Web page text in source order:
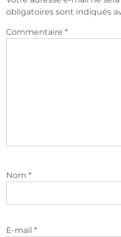
obligatoires sont indiqués
Commentaire *
Nom *
E-mail *